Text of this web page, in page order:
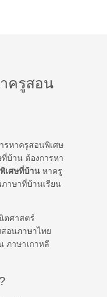
ครูสอน
รหาครูสอนพิเศษ
บ้าน ต้องการหา
เศษที่บ้าน หาครู
าษาที่บ้านเรียน
ตศาสตร์
อนภาษาไทย
ภาษาเกาหลี